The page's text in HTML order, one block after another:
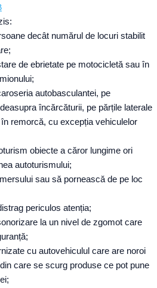
decât numărul de locuri stabilit
de ebrietate pe motocicletă sau în
autobasculantei, pe
încărcăturii, pe părțile laterale
remorcă, cu excepția vehiculelor
obiecte a căror lungime ori
autoturismului;
sau să pornească de pe loc
periculos atenția;
la un nivel de zgomot care
cu autovehiculul care are noroi
care se scurg produse ce pot pune